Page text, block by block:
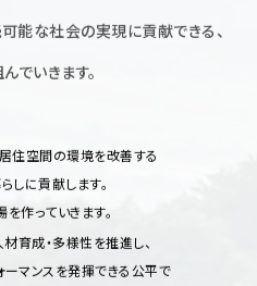
能な社会の実現に貢献できる、
でいきます。
住空間の環境を改善する
しに貢献します。
作っていきます。
育成・多様性を推進し、
マンスを発揮できる公平で